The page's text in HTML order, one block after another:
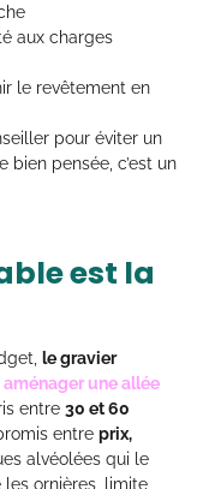
aux charges
le revêtement en
pour éviter un
pensée, c’est un
est la
le gravier
aménager une allée
entre 30 et 60
entre prix,
alvéolées qui le
ornières, limite